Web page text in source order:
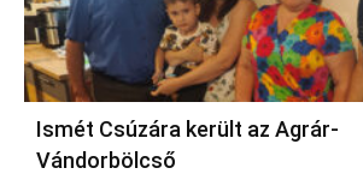
Ismét Csúzára került az Agrár-
Vándorbölcső